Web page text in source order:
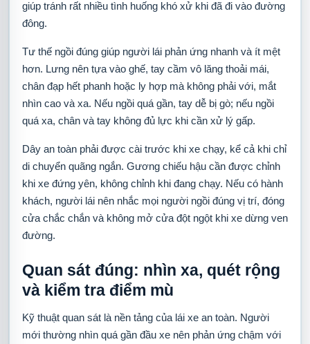
giúp tránh rất nhiều tình huống khó xử khi đã đi vào đường
đông.
Tư thế ngồi đúng giúp người lái phản ứng nhanh và ít mệt
hơn. Lưng nên tựa vào ghế, tay cầm vô lăng thoải mái,
chân đạp hết phanh hoặc ly hợp mà không phải với, mắt
nhìn cao và xa. Nếu ngồi quá gần, tay dễ bị gò; nếu ngồi
quá xa, chân và tay không đủ lực khi cần xử lý gấp.
Dây an toàn phải được cài trước khi xe chạy, kể cả khi chỉ
di chuyển quãng ngắn. Gương chiếu hậu cần được chỉnh
khi xe đứng yên, không chỉnh khi đang chạy. Nếu có hành
khách, người lái nên nhắc mọi người ngồi đúng vị trí, đóng
cửa chắc chắn và không mở cửa đột ngột khi xe dừng ven
đường.
Quan sát đúng: nhìn xa, quét rộng
và kiểm tra điểm mù
Kỹ thuật quan sát là nền tảng của lái xe an toàn. Người
mới thường nhìn quá gần đầu xe nên phản ứng chậm với